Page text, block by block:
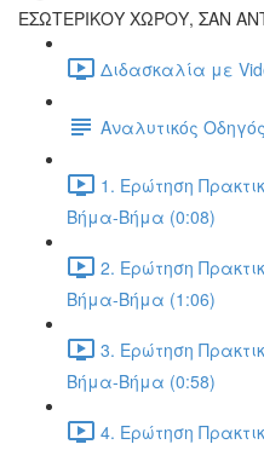
ΕΣΩΤΕΡΙΚΟΥ ΧΩΡΟΥ, ΣΑΝ
Διδασκαλία με
Αναλυτικός
1. Ερώτηση
Βήμα-Βήμα (0:08)
2. Ερώτηση
Βήμα-Βήμα (1:06)
3. Ερώτηση
Βήμα-Βήμα (0:58)
4. Ερώτηση